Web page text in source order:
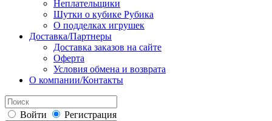
Неплательщики
Шутки о кубике Рубика
О подделках игрушек
Доставка/Партнеры
Доставка заказов на сайте
Оферта
Условия обмена и возврата
О компании/Контакты
Войти Регистрация